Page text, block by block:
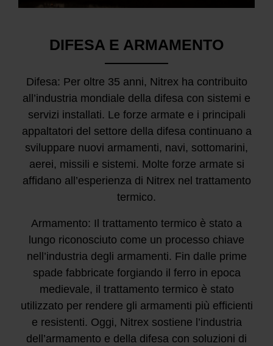
DIFESA E ARMAMENTO
Difesa: Per oltre 35 anni, Nitrex ha contribuito
all’industria mondiale della difesa con sistemi e
servizi installati. Le forze armate e i principali
appaltatori del settore della difesa continuano a
sviluppare nuovi armamenti, navi, sottomarini,
aerei, missili e sistemi. Molte forze armate si
affidano all’esperienza di Nitrex nel trattamento
termico.
Armamento: Il trattamento termico è stato a
lungo riconosciuto come un processo chiave
nell’industria degli armamenti. Fin dalle prime
spade fabbricate forgiando il ferro in epoca
medievale, il trattamento termico è stato
utilizzato per rendere gli armamenti più efficienti
e resistenti. Oggi, Nitrex sostiene l’industria
dell’armamento e della difesa con soluzioni di